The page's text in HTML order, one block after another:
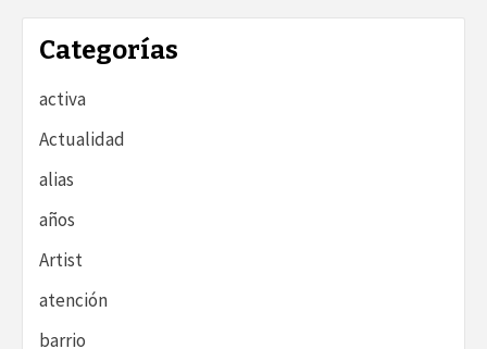
Categorías
activa
Actualidad
alias
años
Artist
atención
barrio